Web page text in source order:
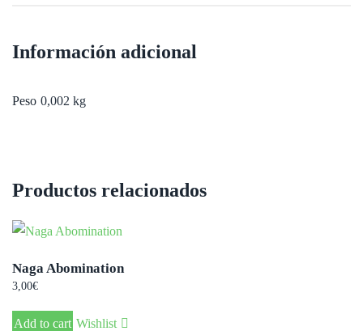
Información adicional
Peso 0,002 kg
Productos relacionados
Naga Abomination
3,00€
Add to cart Wishlist